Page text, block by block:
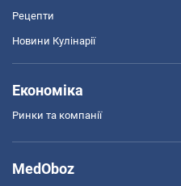
Рецепти
Новини Кулінарії
Економіка
Ринки та компанії
MedOboz